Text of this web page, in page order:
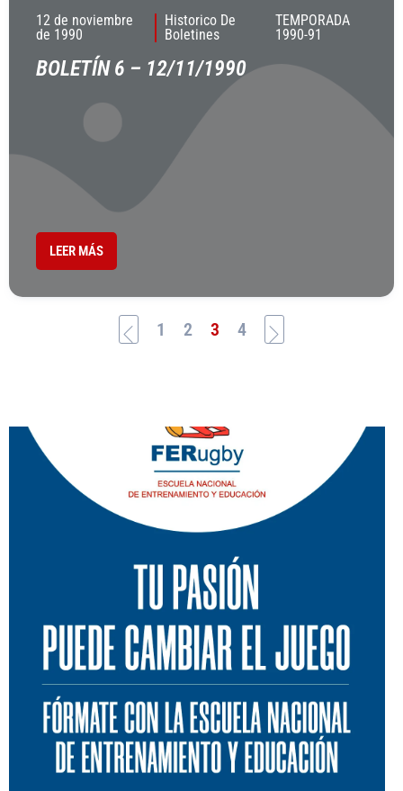
12 de noviembre
de 1990
Historico De
Boletines
TEMPORADA
1990-91
BOLETÍN 6 – 12/11/1990
LEER MÁS
1 2 3 4